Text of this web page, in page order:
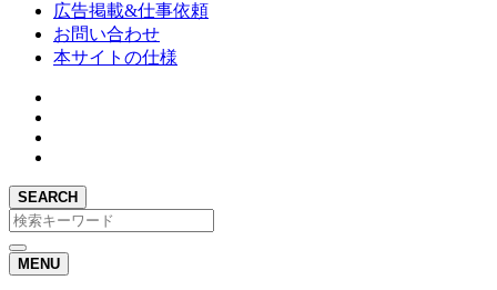
広告掲載&仕事依頼
お問い合わせ
本サイトの仕様
SEARCH
MENU